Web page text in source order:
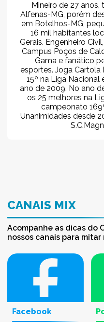
Mineiro de 27
Alfenas-MG, porém
em Botelhos-MG,
16 mil habitantes
Gerais. Engenheiro
Campus Poços de
Gama e fanático
esportes. Joga Cartola
15º na Liga Nacional
ano de 2009. No ano
os 25 melhores na
campeonato
Unanimidades desde
CANAIS MIX
Acompanhe as dicas do
nossos canais para mitar
Facebook